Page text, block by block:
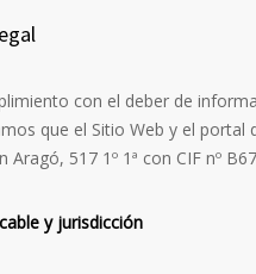
con el deber de
que el Sitio Web y el portal
Aragó, 517 1º 1ª con CIF nº
y jurisdicción